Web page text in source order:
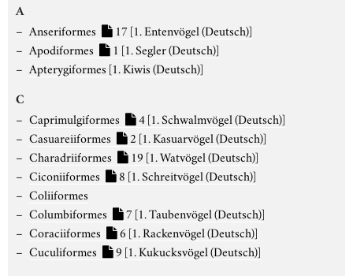
A
Anseriformes 17 [1. Entenvögel (Deutsch)]
Apodiformes
1 [1. Segler (Deutsch)]
Apterygiformes [1. Kiwis (Deutsch)]
C
Caprimulgiformes 4[1. Schwalmvögel (Deutsch)]
Casuareiiformes
2 [1. Kasuarvögel (Deutsch)]
Charadriiformes
19 [1. Watvögel (Deutsch)]
Ciconiiformes
8 [1. Schreitvögel (Deutsch)]
Coliiformes
Columbiformes
7 [1. Taubenvögel (Deutsch)]
Coraciiformes
6 [1. Rackenvögel (Deutsch)]
Cuculiformes
9 [1. Kukucksvögel (Deutsch)]